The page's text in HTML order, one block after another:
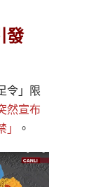
發
令」限
然宣布
。